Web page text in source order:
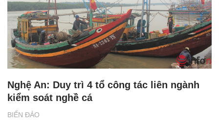
BIỂN ĐẢO
Nghệ An: Duy trì 4 tổ công tác liên ngành
kiểm soát nghề cá